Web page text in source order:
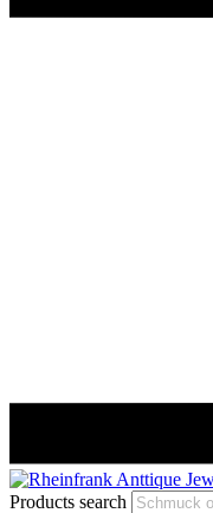
Products search